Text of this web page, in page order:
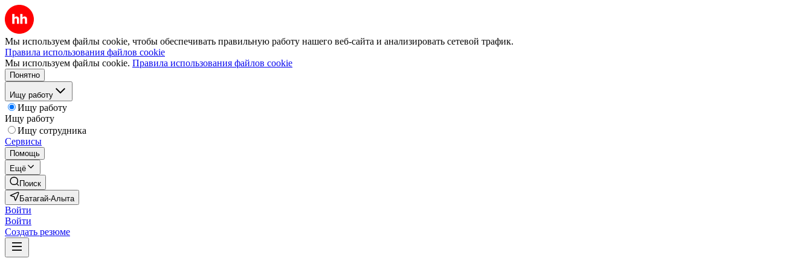
Мы используем файлы cookie, чтобы обеспечивать правильную работу нашего веб-сайта и анализировать сетевой трафик.
Правила использования файлов cookie
Мы используем файлы cookie. Правила использования файлов cookie
Понятно
Ищу работу
Ищу работу
Ищу работу
Ищу сотрудника
Сервисы
Помощь
Ещё
Поиск
Батагай-Алыта
Войти
Войти
Создать резюме